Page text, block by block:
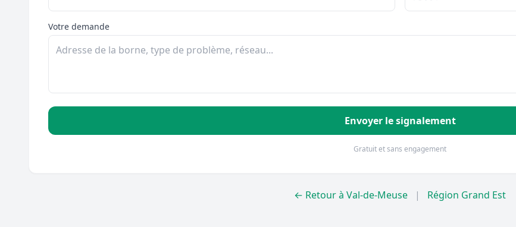
Votre demande
Envoyer le signalement
Gratuit et sans engagement
← Retour à Val-de-Meuse | Région Grand Est